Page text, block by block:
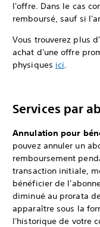
l'offre. Dans le cas
remboursé, sauf si
Vous trouverez plus
achat d'une offre
physiques ici.
Services par
Annulation pour
pouvez annuler un
remboursement
transaction initiale,
bénéficier de
diminué au prorata
apparaître sous la
l'historique de votre